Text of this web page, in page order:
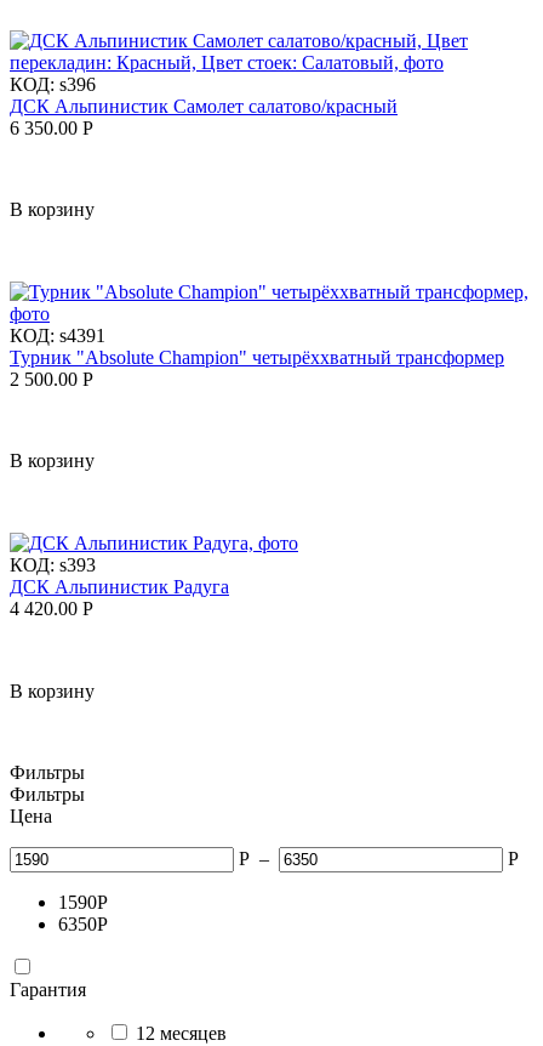
КОД: s396
ДСК Альпинистик Самолет салатово/красный
6 350.00 Р
В корзину
КОД: s4391
Турник "Absolute Champion" четырёххватный трансформер
2 500.00 Р
В корзину
КОД: s393
ДСК Альпинистик Радуга
4 420.00 Р
В корзину
Фильтры
Фильтры
Цена
Р – Р
1590Р
6350Р
Гарантия
12 месяцев